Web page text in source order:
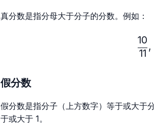
真分数是指分母大于分子的分数。例如：
11
10
,
假分数
假分数是指分子（上方数字）等于或大于
于或大于 1。